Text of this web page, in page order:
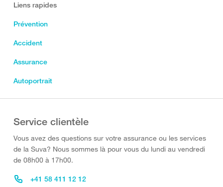
Liens rapides
Prévention
Accident
Assurance
Autoportrait
Service clientèle
Vous avez des questions sur votre assurance ou les services
de la Suva? Nous sommes là pour vous du lundi au vendredi
de 08h00 à 17h00.
+41 58 411 12 12